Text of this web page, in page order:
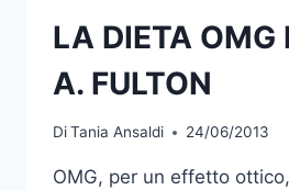
LA DIETA OMG
A. FULTON
DiTania Ansaldi 24/06/2013
OMG, per un effetto